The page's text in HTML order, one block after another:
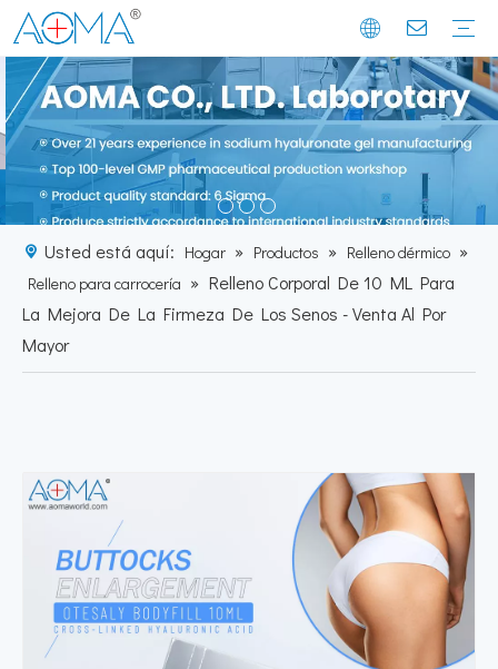
Usted está aquí: Hogar » Productos » Relleno dérmico »
Relleno para carrocería » Relleno Corporal De 10 ML Para
La Mejora De La Firmeza De Los Senos - Venta Al Por
Mayor